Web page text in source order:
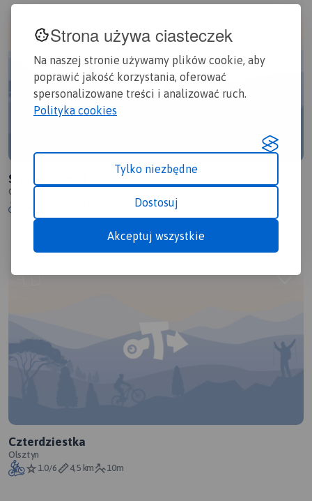
Strona używa ciasteczek
Na naszej stronie używamy plików cookie, aby
poprawić jakość korzystania, oferować
spersonalizowane treści i analizować ruch.
Polityka cookies
Tylko niezbędne
Dostosuj
Akceptuj wszystkie
Stare Jabłonki
Olsztyn
2km
Czterdziestka
Olsztyn
1.0/6
4,5 km 10m